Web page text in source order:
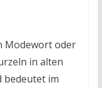
Modewort oder
in alten
bedeutet im